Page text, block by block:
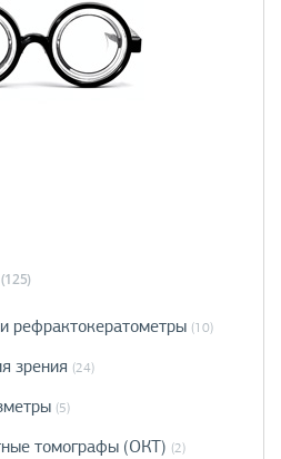
(125)
рефрактокератометры (10)
зрения (24)
(5)
томографы (ОКТ) (2)